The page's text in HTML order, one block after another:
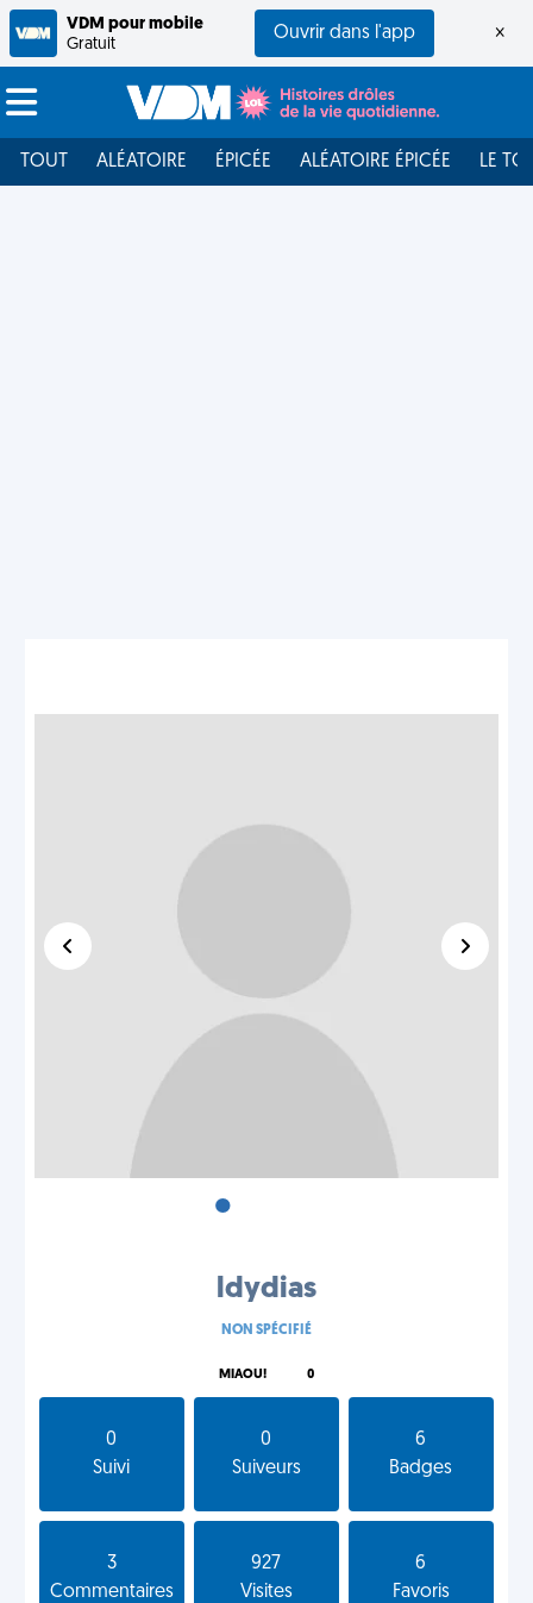
VDM pour mobile
Gratuit
Ouvrir dans l'app ×
TOUT ALÉATOIRE ÉPICÉE ALÉATOIRE ÉPICÉE LE
•
ldydias
NON SPÉCIFIÉ
MIAOU! 0
0
Suivi
0
Suiveurs
6
Badges
3
Commentaires
927
Visites
6
Favoris